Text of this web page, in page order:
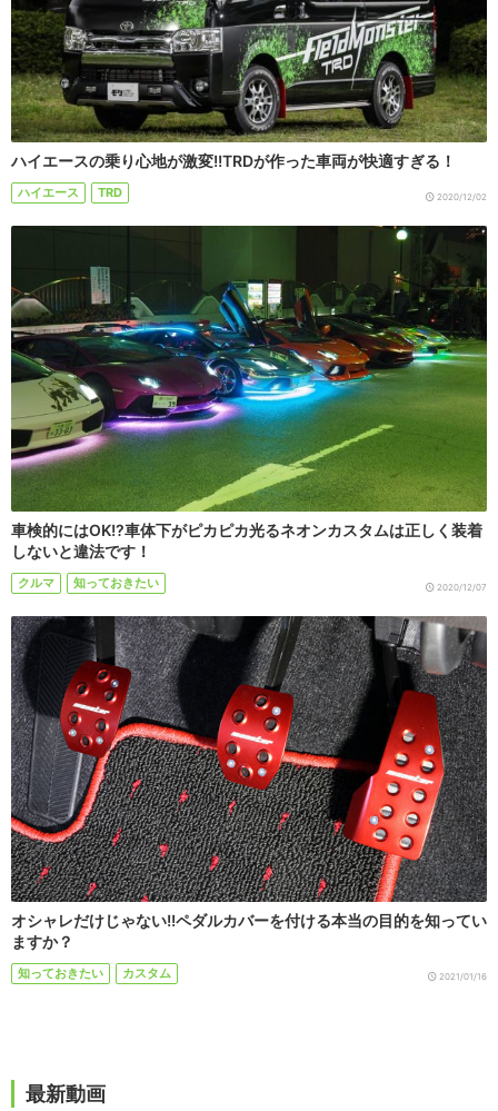
ハイエースの乗り心地が激変!!TRDが作った車両が快適すぎる！
ハイエース TRD 2020/12/02
車検的にはOK!?車体下がピカピカ光るネオンカスタムは正しく装着
しないと違法です！
クルマ 知っておきたい 2020/12/07
オシャレだけじゃない!!ペダルカバーを付ける本当の目的を知ってい
ますか？
知っておきたい カスタム 2021/01/16
最新動画